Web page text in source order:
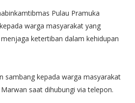
Pulau Pramuka
warga masyarakat yang
ketertiban dalam kehidupan
sambang kepada warga masyarakat
saat dihubungi via telepon.